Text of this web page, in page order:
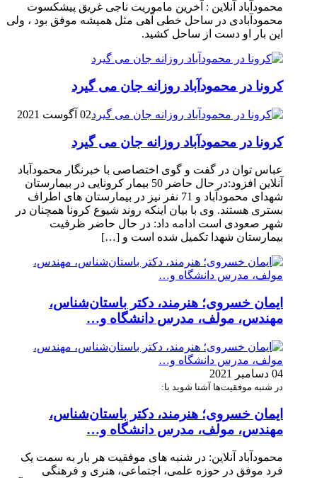
محمودآباد آنلاین : آخرین ماموریت ناجی غریق پیشکسوت
محمودآبادی در ساحل خطی آهی مثل همیشه موفق بود ، ولی
این بار او دست از ساحل کشید.
کرونا در محمودآباد روزانه جان می گیرد
02 آگوست 2021
کرونا در محمودآباد روزانه جان می گیرد
عباس توان در گفت و گوی اختصاصی با خبرنگار محمودآباد
آنلاین افزود:در حال حاضر 50 بیمار کرونایی در بیمارستان
شهدای محمودآباد و 71 نفر نیز در بیمارستان های اطراف
بستری هستند. وی با بیان اینکه روند شیوع کرونا همچنان در
شهر صعودی است ادامه داد: در حال حاضر ظرفیت
بیمارستان شهدا تکمیل شده است و […]
ایمان خسروی؛ هنرمند، دکتر باستان‌شناس،
مهندس، مولف، مدرس دانشگاه و…
04 دسامبر 2021
در شنبه موفقیت‌ها آشنا شوید با:
ایمان خسروی؛ هنرمند، دکتر باستان‌شناس،
مهندس، مولف، مدرس دانشگاه و…
محمودآباد آنلاین: در شنبه های موفقیت هر بار به سمت یک
فرد موفق در حوزه علمی، اجتماعی، هنری و فرهنگی